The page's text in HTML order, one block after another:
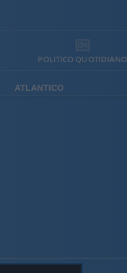
POLITICO QUOTIDIANO
ATLANTICO